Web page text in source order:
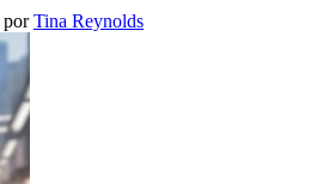
porTina Reynolds